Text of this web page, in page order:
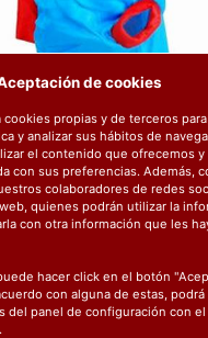
de cookies
cookies propias y de terceros
y analizar sus hábitos de
el contenido que ofrecemos y
con sus preferencias. Además,
colaboradores de redes
quienes podrán utilizar la
con otra información que les
hacer click en el botón
con alguna de estas,
del panel de configuración con